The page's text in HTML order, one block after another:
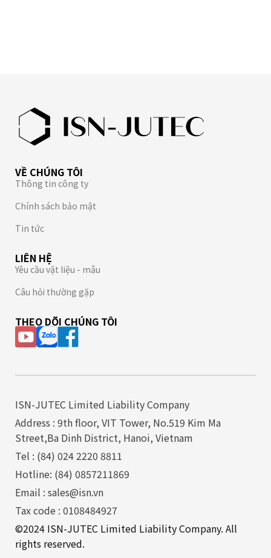
VỀ CHÚNG TÔI
Thông tin công ty
Chính sách bảo mật
Tin tức
LIÊN HỆ
Yêu cầu vật liệu - mẫu
Câu hỏi thường gặp
THEO DÕI CHÚNG TÔI
ISN-JUTEC Limited Liability Company
Address : 9th floor, VIT Tower, No.519 Kim Ma
Street,Ba Dinh District, Hanoi, Vietnam
Tel : (84) 024 2220 8811
Hotline: (84) 0857211869
Email : sales@isn.vn
Tax code : 0108484927
©2024 ISN-JUTEC Limited Liability Company. All
rights reserved.